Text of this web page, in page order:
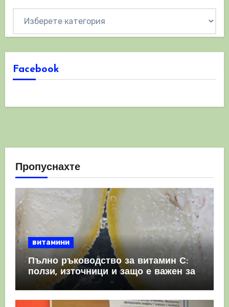
Facebook
Пропуснахте
витамини
Пълно ръководство за витамин С:
ползи, източници и защо е важен за
имунната система